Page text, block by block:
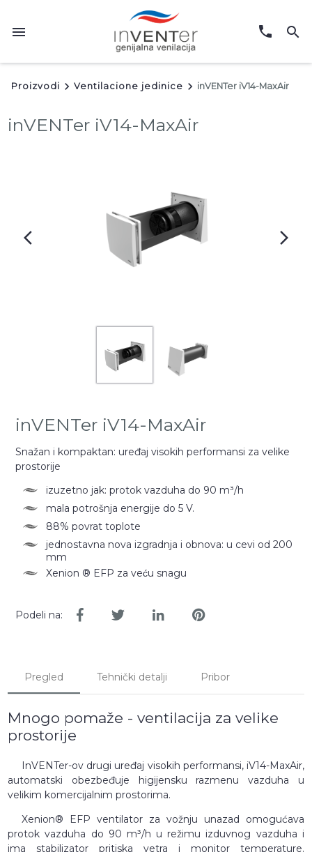
menu phone search
Proizvodi keyboard_arrow_rightVentilacione jedinice keyboard_arrow_right inVENTer iV14-MaxAir
inVENTer iV14-MaxAir
arrow_back_ios arrow_forward_ios
inVENTer iV14-MaxAir
Snažan i kompaktan: uređaj visokih performansi za velike
prostorije
izuzetno jak: protok vazduha do 90 m³/h
mala potrošnja energije do 5 V.
88% povrat toplote
jednostavna nova izgradnja i obnova: u cevi od 200
mm
Xenion ® EFP za veću snagu
Podeli na:
Pregled Tehnički detalji Pribor
Mnogo pomaže - ventilacija za velike
prostorije
InVENTer-ov drugi uređaj visokih performansi, iV14-MaxAir,
automatski obezbeđuje higijensku razmenu vazduha u
velikim komercijalnim prostorima.
Xenion® EFP ventilator za vožnju unazad omogućava
protok vazduha do 90 m³/h u režimu izduvnog vazduha i
ima stabilizator pritiska vetra i monitor temperature.